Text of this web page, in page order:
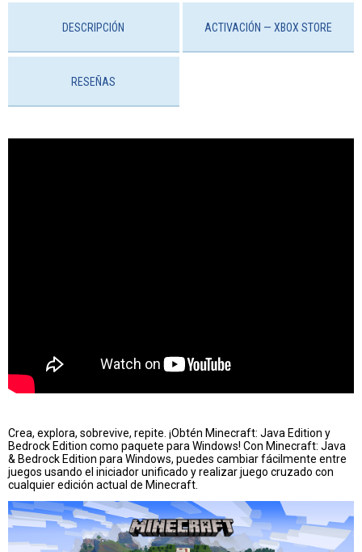
DESCRIPCIÓN ACTIVACIÓN — ХBOX STORE
RESEÑAS
Crea, explora, sobrevive, repite. ¡Obtén Minecraft: Java Edition y
Bedrock Edition como paquete para Windows! Con Minecraft: Java
& Bedrock Edition para Windows, puedes cambiar fácilmente entre
juegos usando el iniciador unificado y realizar juego cruzado con
cualquier edición actual de Minecraft.